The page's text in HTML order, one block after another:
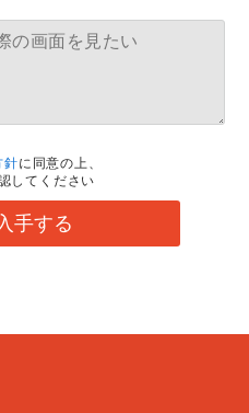
針に同意の上、
してください
手する